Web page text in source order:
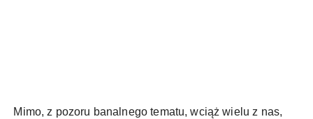
Mimo, z pozoru banalnego tematu, wciąż wielu z nas,